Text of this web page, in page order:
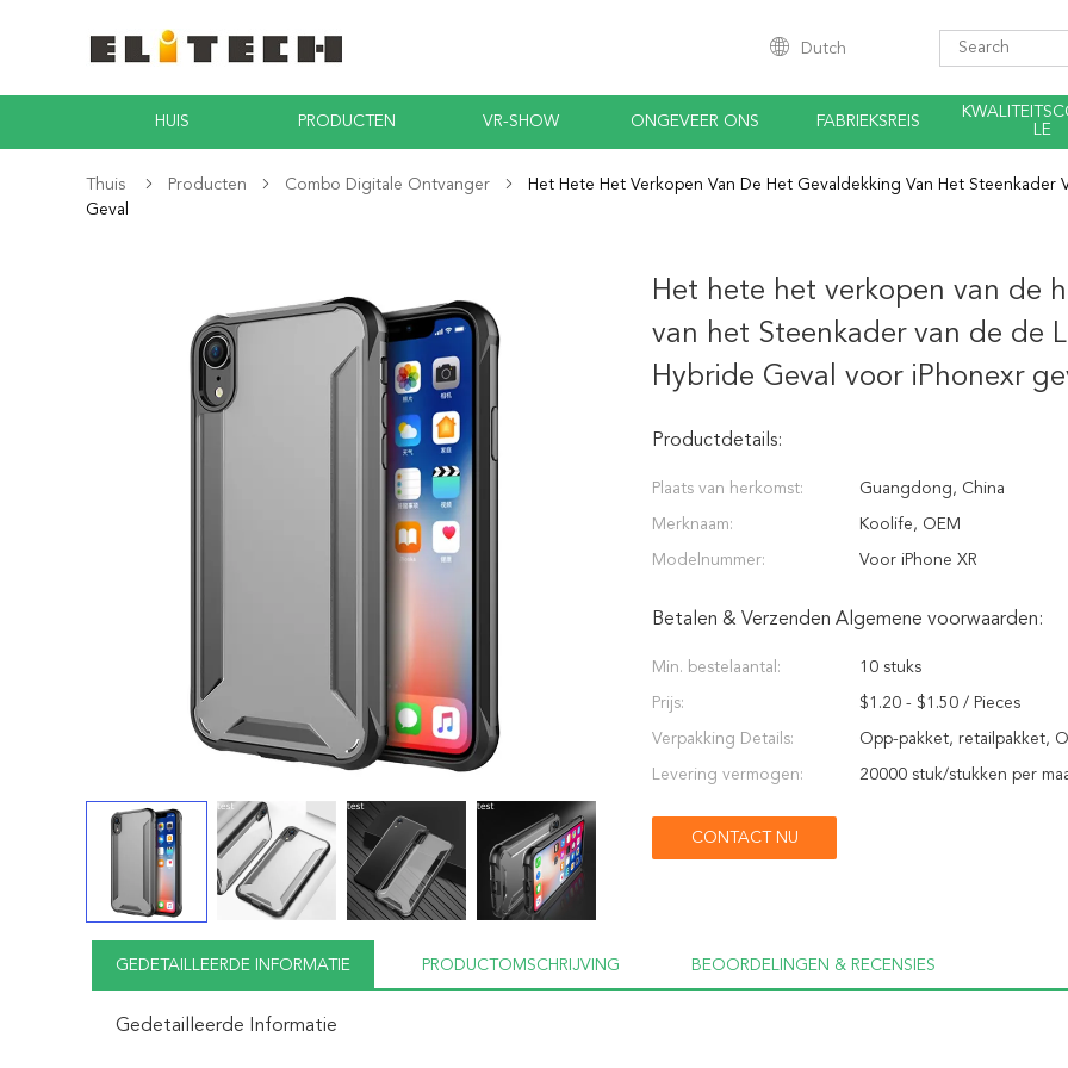
Dutch
HUIS PRODUCTEN VR-SHOW ONGEVEER ONS FABRIEKSREIS
LE
Thuis Producten Combo Digitale Ontvanger
Het Hete Het Verkopen Van De Het Gevaldekking Van Het
Geval
Het hete het verkopen van de
van het Steenkader van de de
Hybride Geval voor iPhonexr
Productdetails:
Plaats van herkomst: Guangdong, China
Merknaam: Koolife, OEM
Modelnummer: Voor iPhone XR
Betalen & Verzenden Algemene voorwaarden:
Min. bestelaantal: 10 stuks
Prijs: $1.20 - $1.50 / Pieces
Verpakking Details: Opp-pakket, retailpakket,
allemaal beschikbaar
Levering vermogen: 20000 stuk/stukken per
CONTACT NU
GEDETAILLEERDE INFORMATIE PRODUCTOMSCHRIJVING BEOORDELINGEN & RECENSIES
Gedetailleerde Informatie